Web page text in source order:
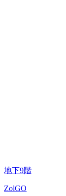
地下9階
ZolGO